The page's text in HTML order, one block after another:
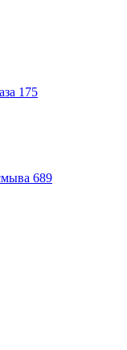
175
689